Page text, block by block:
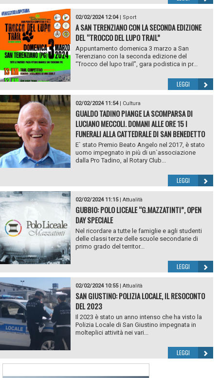
02/02/2024 12:04| Sport
A SAN TERENZIANO CON LA SECONDA EDIZIONE
DEL “TROCCO DEL LUPO TRAIL”
Appuntamento domenica 3 marzo a San
Terenziano con la seconda edizione del
“Trocco del lupo trail”, gara podistica in pr...
LEGGI
02/02/2024 11:54| Cultura
GUALDO TADINO PIANGE LA SCOMPARSA DI
LUCIANO MECCOLI. DOMANI ALLE ORE 15 I
FUNERALI ALLA CATTEDRALE DI SAN BENEDETTO
E` stato Premio Beato Angelo nel 2017, è stato
uomo impegnato in più di un`associazione
dalla Pro Tadino, al Rotary Club...
LEGGI
02/02/2024 11:15| Attualità
GUBBIO: POLO LICEALE “G.MAZZATINTI”, OPEN
DAY SPECIALE
Nel ricordare a tutte le famiglie e agli studenti
delle classi terze delle scuole secondarie di
primo grado del territor...
LEGGI
02/02/2024 10:55| Attualità
SAN GIUSTINO: POLIZIA LOCALE, IL RESOCONTO
DEL 2023
Il 2023 è stato un anno intenso che ha visto la
Polizia Locale di San Giustino impegnata in
molteplici attività nei vari...
LEGGI